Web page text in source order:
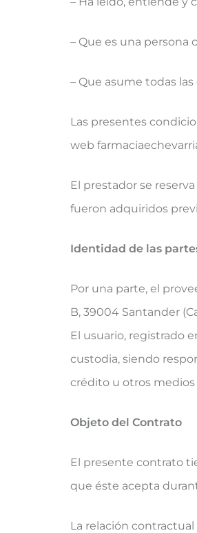
– Que es una persona
– Que asume todas
Las presentes
web
El prestador se
fueron adquiridos
Identidad de las
Por una parte, el
B, 39004 Santander
El usuario, registrado
custodia, siendo
crédito u otros
Objeto del Contrato
El presente contrato
que éste acepta
La relación